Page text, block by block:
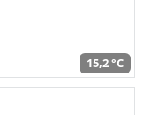
15,2 °C